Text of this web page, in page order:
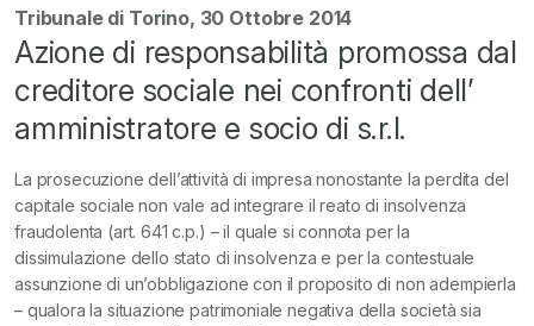
Tribunale di Torino, 30 Ottobre 2014
Azione di responsabilità promossa dal
creditore sociale nei confronti dell’
amministratore e socio di s.r.l.
La prosecuzione dell’attività di impresa nonostante la perdita del
capitale sociale non vale ad integrare il reato di insolvenza
fraudolenta (art. 641 c.p.) – il quale si connota per la
dissimulazione dello stato di insolvenza e per la contestuale
assunzione di un’obbligazione con il proposito di non adempierla
– qualora la situazione patrimoniale negativa della società sia